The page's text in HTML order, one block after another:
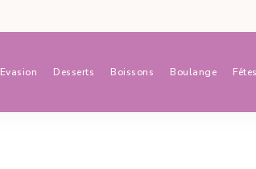
Evasion Desserts Boissons Boulange Fêtes